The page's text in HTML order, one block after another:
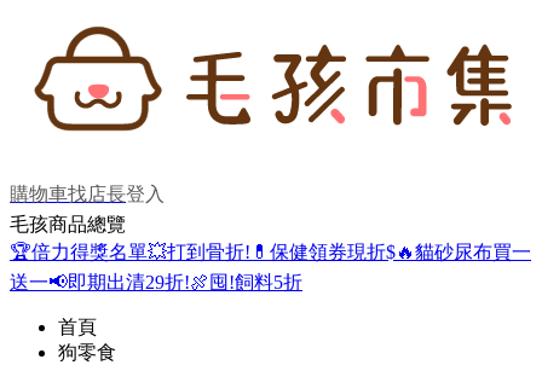
購物車找店長登入
毛孩商品總覽
🏆倍力得獎名單💥打到骨折! 💊保健領券現折$🔥貓砂尿布買一
送一📢即期出清29折!🍖囤!飼料5折
首頁
狗零食